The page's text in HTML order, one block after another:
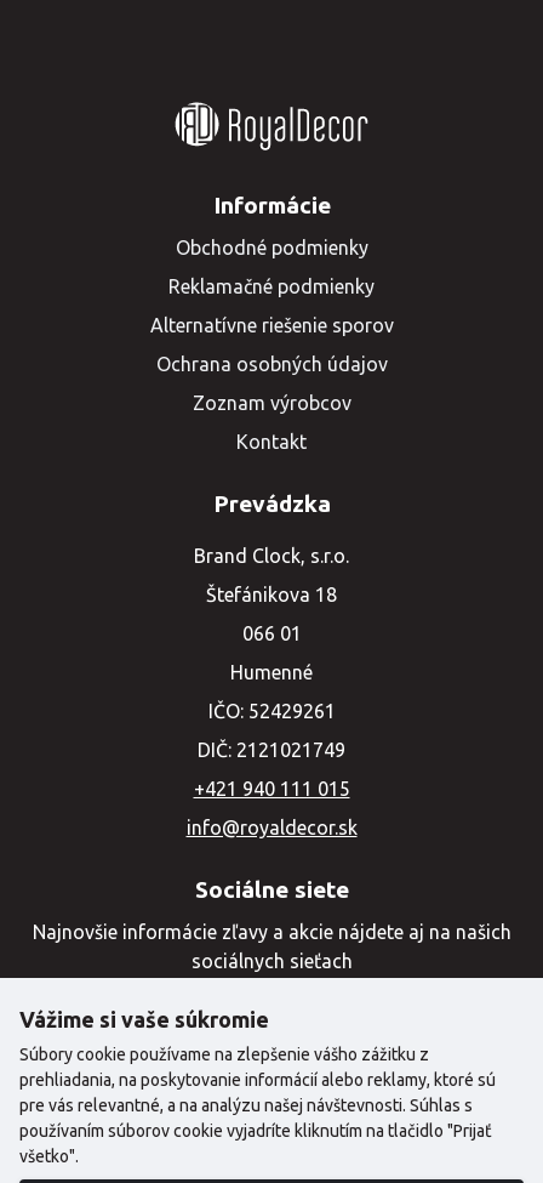
Informácie
Obchodné podmienky
Reklamačné podmienky
Alternatívne riešenie sporov
Ochrana osobných údajov
Zoznam výrobcov
Kontakt
Prevádzka
Brand Clock, s.r.o.
Štefánikova 18
066 01
Humenné
IČO: 52429261
DIČ: 2121021749
+421 940 111 015
info@royaldecor.sk
Sociálne siete
Najnovšie informácie zľavy a akcie nájdete aj na našich
sociálnych sieťach
©2024 Copyright | Royal Decor
Vážime si vaše súkromie
Súbory cookie používame na zlepšenie vášho zážitku z
prehliadania, na poskytovanie informácií alebo reklamy, ktoré sú
pre vás relevantné, a na analýzu našej návštevnosti. Súhlas s
používaním súborov cookie vyjadríte kliknutím na tlačidlo "Prijať
všetko".